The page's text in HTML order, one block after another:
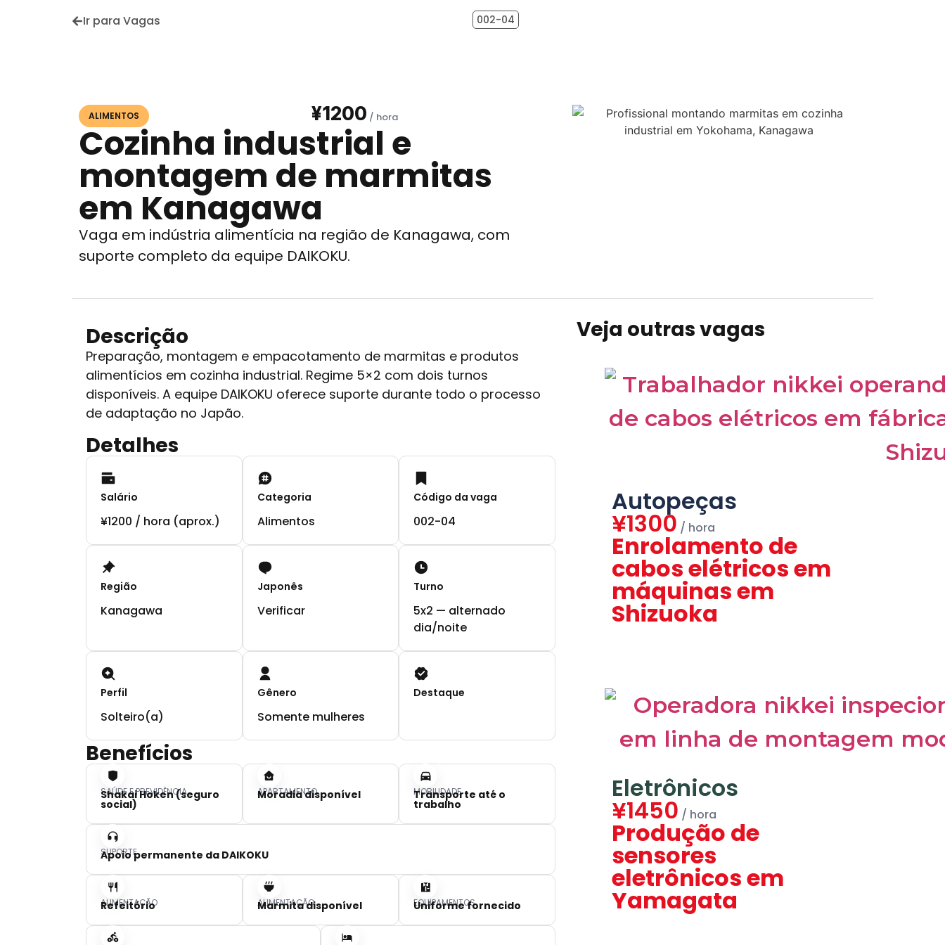
Ir para Vagas 002-04
ALIMENTOS ¥1200
Cozinha industrial e
montagem de marmitas
em Kanagawa
Vaga em indústria alimentícia na região de Kanagawa, com
suporte completo da equipe DAIKOKU.
Descrição
Preparação, montagem e empacotamento de marmitas e produtos
alimentícios em cozinha industrial. Regime 5×2 com dois turnos
disponíveis. A equipe DAIKOKU oferece suporte durante todo o processo
de adaptação no Japão.
Detalhes
Salário
¥1200 / hora (aprox.)
Categoria
Alimentos
Código da vaga
002-04
Região
Kanagawa
Japonês
Verificar
Turno
5x2 — alternado
dia/noite
Perfil
Solteiro(a)
Gênero
Somente mulheres
Destaque
Benefícios
SAÚDE E PREVIDÊNCIA
Shakai Hoken (seguro
social)
APARTAMENTO
Moradia disponível MOBILIDADE
Transporte até o
trabalho
SUPORTE
Apoio permanente da DAIKOKU
ALIMENTAÇÃO
Refeitório ALIMENTAÇÃO
Marmita disponível EQUIPAMENTOS
Uniforme fornecido
Veja outras vagas
Autopeças
¥1300
Enrolamento de
cabos elétricos em
máquinas em
Shizuoka
Eletrônicos
¥1450
Produção de
sensores
eletrônicos em
Yamagata